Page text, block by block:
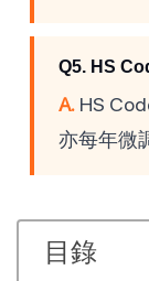
Q5. HS
A. HS
亦每年微
目錄